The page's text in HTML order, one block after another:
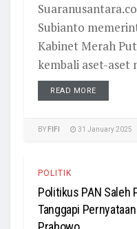
Subianto
Kabinet Merah
kembali aset-aset
READ MORE
BY FIFI 31 January 2025
POLITIK
Politikus PAN Saleh
Tanggapi